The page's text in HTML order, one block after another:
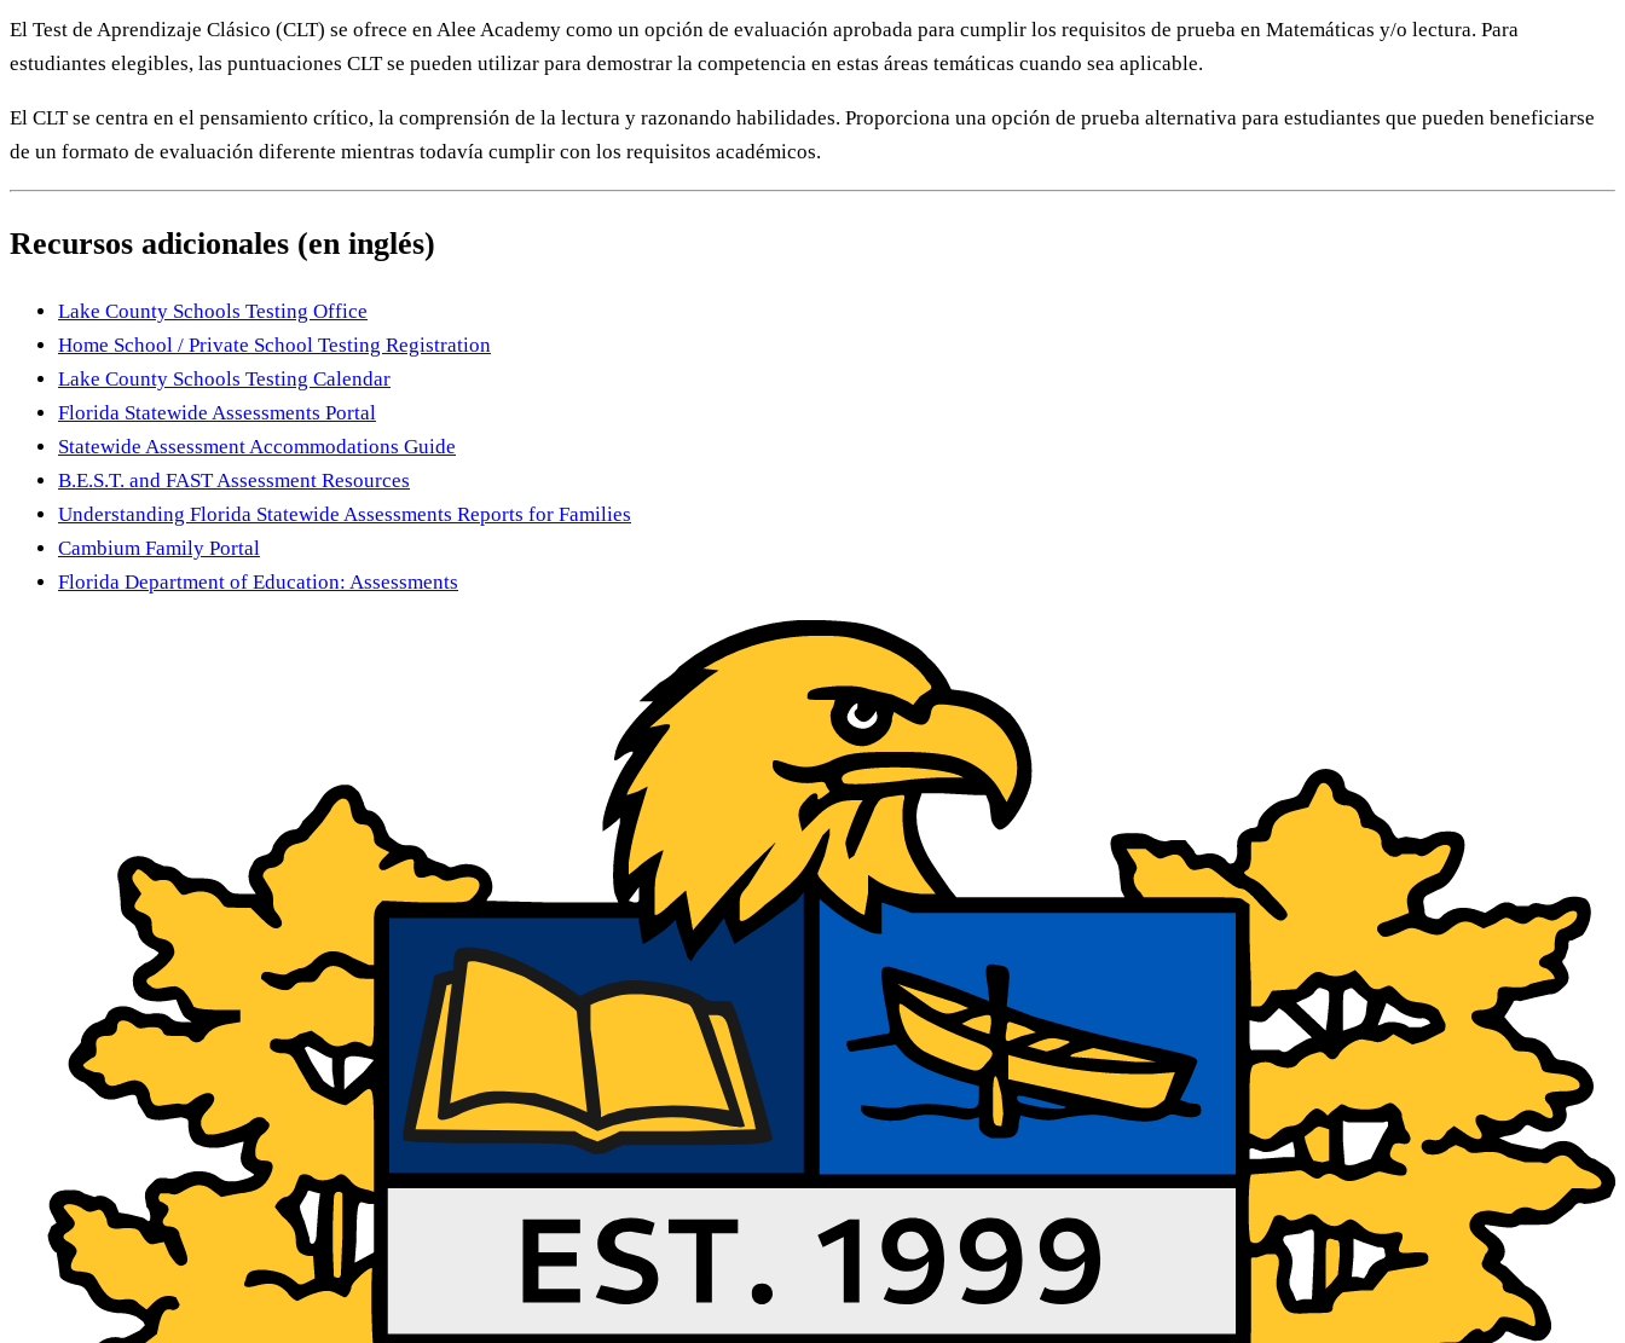
El Test de Aprendizaje Clásico (CLT) se ofrece en Alee Academy como un opción de evaluación aprobada para cumplir los requisitos de prueba en Matemáticas y/o lectura. Para
estudiantes elegibles, las puntuaciones CLT se pueden utilizar para demostrar la competencia en estas áreas temáticas cuando sea aplicable.
El CLT se centra en el pensamiento crítico, la comprensión de la lectura y razonando habilidades. Proporciona una opción de prueba alternativa para estudiantes que pueden beneficiarse
de un formato de evaluación diferente mientras todavía cumplir con los requisitos académicos.
Recursos adicionales (en inglés)
Lake County Schools Testing Office
Home School / Private School Testing Registration
Lake County Schools Testing Calendar
Florida Statewide Assessments Portal
Statewide Assessment Accommodations Guide
B.E.S.T. and FAST Assessment Resources
Understanding Florida Statewide Assessments Reports for Families
Cambium Family Portal
Florida Department of Education: Assessments